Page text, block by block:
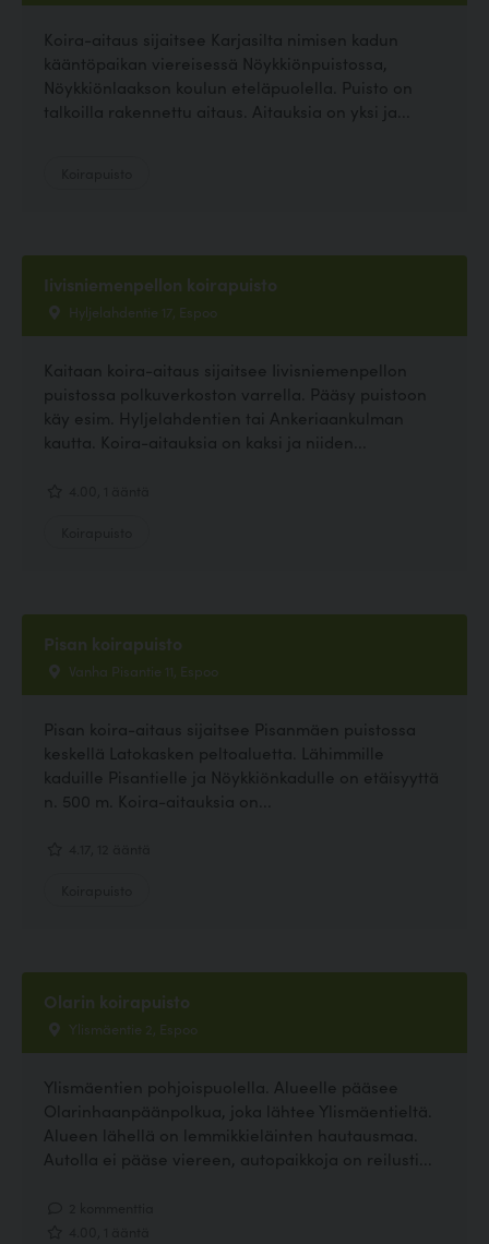
Koira-aitaus sijaitsee Karjasilta nimisen kadun
kääntöpaikan viereisessä Nöykkiönpuistossa,
Nöykkiönlaakson koulun eteläpuolella. Puisto on
talkoilla rakennettu aitaus. Aitauksia on yksi ja...
Iivisniemenpellon koirapuisto
Hyljelahdentie 17, Espoo
Kaitaan koira-aitaus sijaitsee Iivisniemenpellon
puistossa polkuverkoston varrella. Pääsy puistoon
käy esim. Hyljelahdentien tai Ankeriaankulman
kautta. Koira-aitauksia on kaksi ja niiden...
Pisan koirapuisto
Vanha Pisantie 11, Espoo
Pisan koira-aitaus sijaitsee Pisanmäen puistossa
keskellä Latokasken peltoaluetta. Lähimmille
kaduille Pisantielle ja Nöykkiönkadulle on etäisyyttä
n. 500 m. Koira-aitauksia on...
Olarin koirapuisto
Ylismäentie 2, Espoo
Ylismäentien pohjoispuolella. Alueelle pääsee
Olarinhaanpäänpolkua, joka lähtee Ylismäentieltä.
Alueen lähellä on lemmikkieläinten hautausmaa.
Autolla ei pääse viereen, autopaikkoja on reilusti...